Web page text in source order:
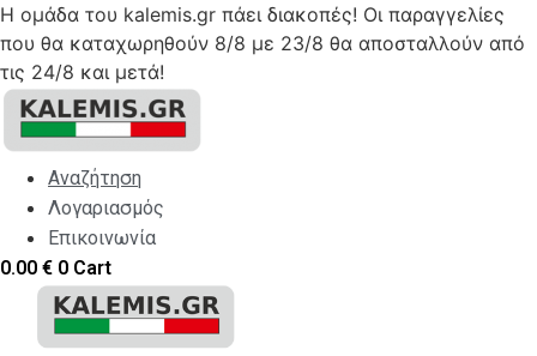
Η ομάδα του kalemis.gr πάει διακοπές! Οι παραγγελίες
που θα καταχωρηθούν 8/8 με 23/8 θα αποσταλλούν από
τις 24/8 και μετά!
Skip
content
Αναζήτηση
Λογαριασμός
Επικοινωνία
0.00 € 0 Cart